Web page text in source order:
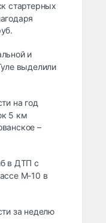
стартерных
и
выделили
на год
5 км
–
в ДТП с
М-10 в
за неделю